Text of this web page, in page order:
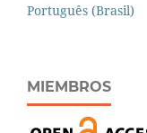
Português (Brasil)
MIEMBROS